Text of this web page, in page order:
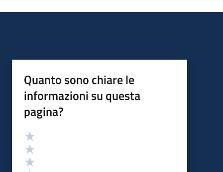
Quanto sono chiare le
informazioni su questa
pagina?
Valutazione